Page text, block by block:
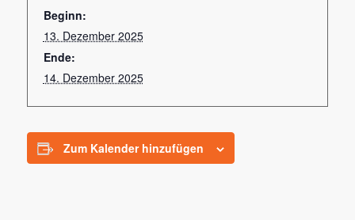
Beginn:
13. Dezember 2025
Ende:
14. Dezember 2025
Zum Kalender hinzufügen